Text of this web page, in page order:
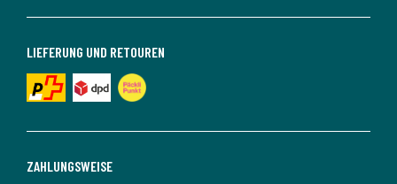
ZAHLUNGSWEISE
LIEFERUNG UND RETOUREN